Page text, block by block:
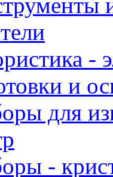
-
и
для
-